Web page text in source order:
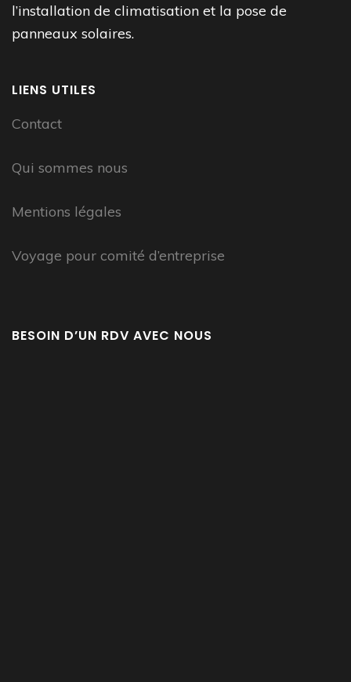
l’installation de climatisation et la pose de
panneaux solaires.
LIENS UTILES
Contact
Qui sommes nous
Mentions légales
Voyage pour comité d’entreprise
BESOIN D’UN RDV AVEC NOUS